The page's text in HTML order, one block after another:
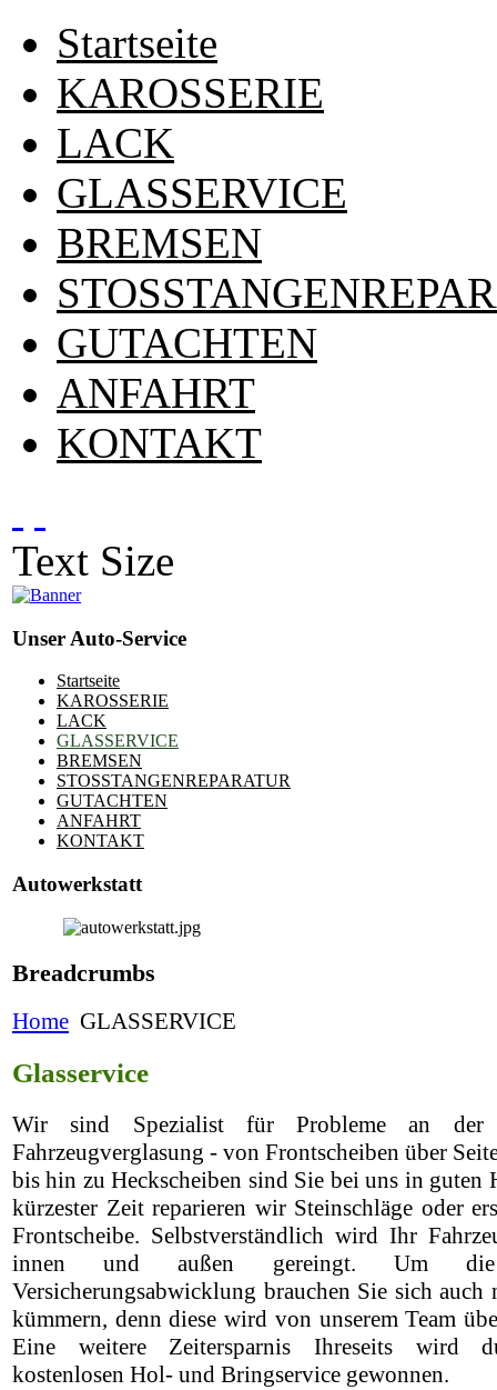
Startseite
KAROSSERIE
LACK
GLASSERVICE
BREMSEN
GUTACHTEN
ANFAHRT
KONTAKT
Text Size
Unser Auto-Service
Startseite
KAROSSERIE
LACK
GLASSERVICE
BREMSEN
STOSSTANGENREPARATUR
GUTACHTEN
ANFAHRT
KONTAKT
Autowerkstatt
Breadcrumbs
Home GLASSERVICE
Glasservice
Wir sind Spezialist für Probleme an der
Fahrzeugverglasung - von Frontscheiben über
bis hin zu Heckscheiben sind Sie bei uns in guten
kürzester Zeit reparieren wir Steinschläge oder
Frontscheibe. Selbstverständlich wird Ihr
innen und außen gereingt. Um
Versicherungsabwicklung brauchen Sie sich auch
kümmern, denn diese wird von unserem Team
Eine weitere Zeitersparnis Ihreseits wird
kostenlosen Hol- und Bringservice gewonnen.